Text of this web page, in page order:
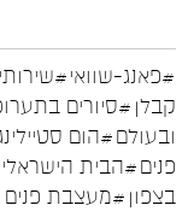
#פאנג-שוואי
קבלן #סיורים
ובעולם#הום
פנים#הבית הישראלי
בצפון #מעצבת פנים